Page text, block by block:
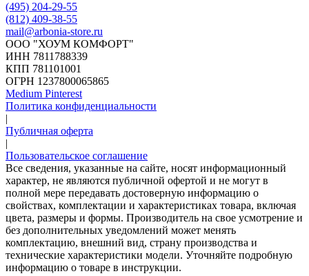
(495) 204-29-55
(812) 409-38-55
mail@arbonia-store.ru
ООО "ХОУМ КОМФОРТ"
‍ИНН 7811788339
КПП 781101001
ОГРН 1237800065865
Medium Pinterest
Политика конфиденциальности
|
Публичная оферта
|
Пользовательское соглашение
Все сведения, указанные на сайте, носят информационный
характер, не являются публичной офертой и не могут в
полной мере передавать достоверную информацию о
свойствах, комплектации и характеристиках товара, включая
цвета, размеры и формы. Производитель на свое усмотрение и
без дополнительных уведомлений может менять
комплектацию, внешний вид, страну производства и
технические характеристики модели. Уточняйте подробную
информацию о товаре в инструкции.